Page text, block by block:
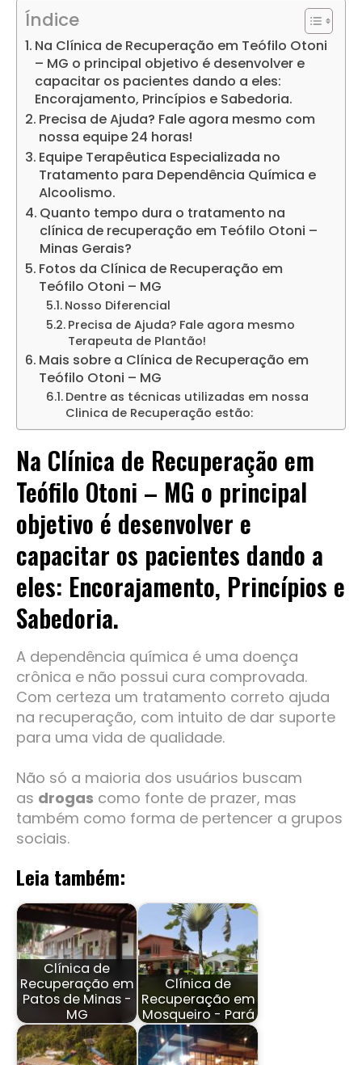
Índice
Na Clínica de Recuperação em Teófilo Otoni
– MG o principal objetivo é desenvolver e
capacitar os pacientes dando a eles:
Encorajamento, Princípios e Sabedoria.
Precisa de Ajuda? Fale agora mesmo com
nossa equipe 24 horas!
Equipe Terapêutica Especializada no
Tratamento para Dependência Química e
Alcoolismo.
Quanto tempo dura o tratamento na
clínica de recuperação em Teófilo Otoni –
Minas Gerais?
Fotos da Clínica de Recuperação em
Teófilo Otoni – MG
Nosso Diferencial
Precisa de Ajuda? Fale agora mesmo
Terapeuta de Plantão!
Mais sobre a Clínica de Recuperação em
Teófilo Otoni – MG
Dentre as técnicas utilizadas em nossa
Clinica de Recuperação estão:
Na Clínica de Recuperação em
Teófilo Otoni – MG o principal
objetivo é desenvolver e
capacitar os pacientes dando a
eles: Encorajamento, Princípios e
Sabedoria.
A dependência química é uma doença
crônica e não possui cura comprovada.
Com certeza um tratamento correto ajuda
na recuperação, com intuito de dar suporte
para uma vida de qualidade.
Não só a maioria dos usuários buscam
as drogas como fonte de prazer, mas
também como forma de pertencer a grupos
sociais.
Leia também:
Clínica de
Recuperação em
Patos de Minas -
MG
Clínica de
Recuperação em
Mosqueiro - Pará